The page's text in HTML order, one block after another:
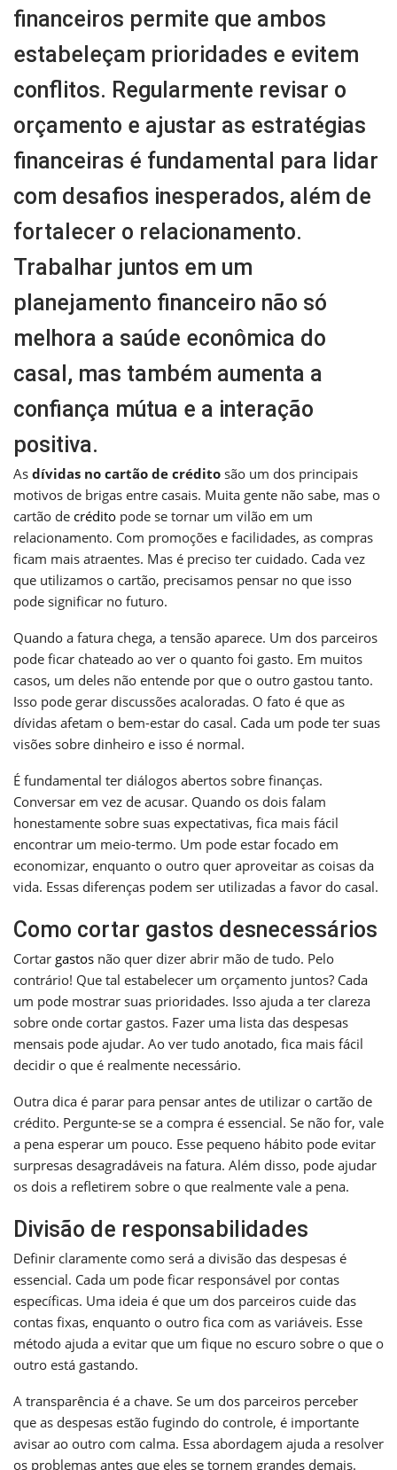
financeiros permite que ambos
estabeleçam prioridades e evitem
conflitos. Regularmente revisar o
orçamento e ajustar as estratégias
financeiras é fundamental para lidar
com desafios inesperados, além de
fortalecer o relacionamento.
Trabalhar juntos em um
planejamento financeiro não só
melhora a saúde econômica do
casal, mas também aumenta a
confiança mútua e a interação
positiva.
As dívidas no cartão de crédito são um dos principais
motivos de brigas entre casais. Muita gente não sabe, mas o
cartão de crédito pode se tornar um vilão em um
relacionamento. Com promoções e facilidades, as compras
ficam mais atraentes. Mas é preciso ter cuidado. Cada vez
que utilizamos o cartão, precisamos pensar no que isso
pode significar no futuro.
Quando a fatura chega, a tensão aparece. Um dos parceiros
pode ficar chateado ao ver o quanto foi gasto. Em muitos
casos, um deles não entende por que o outro gastou tanto.
Isso pode gerar discussões acaloradas. O fato é que as
dívidas afetam o bem-estar do casal. Cada um pode ter suas
visões sobre dinheiro e isso é normal.
É fundamental ter diálogos abertos sobre finanças.
Conversar em vez de acusar. Quando os dois falam
honestamente sobre suas expectativas, fica mais fácil
encontrar um meio-termo. Um pode estar focado em
economizar, enquanto o outro quer aproveitar as coisas da
vida. Essas diferenças podem ser utilizadas a favor do casal.
Como cortar gastos desnecessários
Cortar gastos não quer dizer abrir mão de tudo. Pelo
contrário! Que tal estabelecer um orçamento juntos? Cada
um pode mostrar suas prioridades. Isso ajuda a ter clareza
sobre onde cortar gastos. Fazer uma lista das despesas
mensais pode ajudar. Ao ver tudo anotado, fica mais fácil
decidir o que é realmente necessário.
Outra dica é parar para pensar antes de utilizar o cartão de
crédito. Pergunte-se se a compra é essencial. Se não for, vale
a pena esperar um pouco. Esse pequeno hábito pode evitar
surpresas desagradáveis na fatura. Além disso, pode ajudar
os dois a refletirem sobre o que realmente vale a pena.
Divisão de responsabilidades
Definir claramente como será a divisão das despesas é
essencial. Cada um pode ficar responsável por contas
específicas. Uma ideia é que um dos parceiros cuide das
contas fixas, enquanto o outro fica com as variáveis. Esse
método ajuda a evitar que um fique no escuro sobre o que o
outro está gastando.
A transparência é a chave. Se um dos parceiros perceber
que as despesas estão fugindo do controle, é importante
avisar ao outro com calma. Essa abordagem ajuda a resolver
os problemas antes que eles se tornem grandes demais.